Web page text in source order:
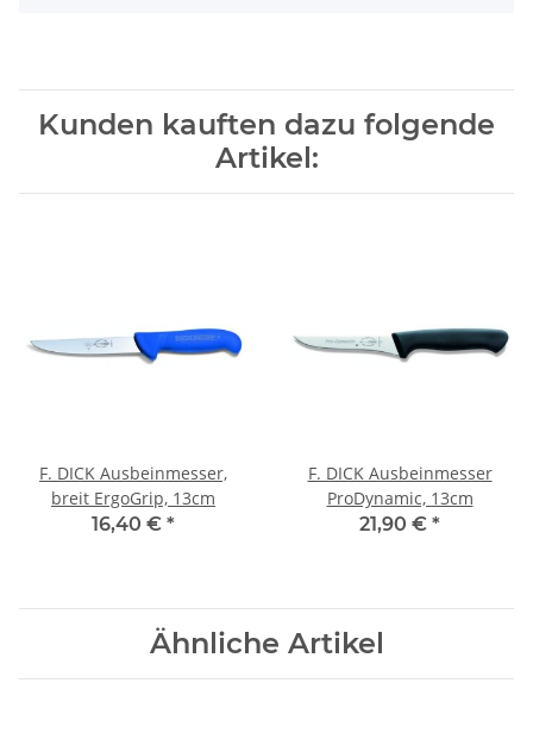
Kunden kauften dazu folgende
Artikel:
F. DICK Ausbeinmesser,
breit ErgoGrip, 13cm
16,40 € *
F. DICK Ausbeinmesser
ProDynamic, 13cm
21,90 € *
Ähnliche Artikel